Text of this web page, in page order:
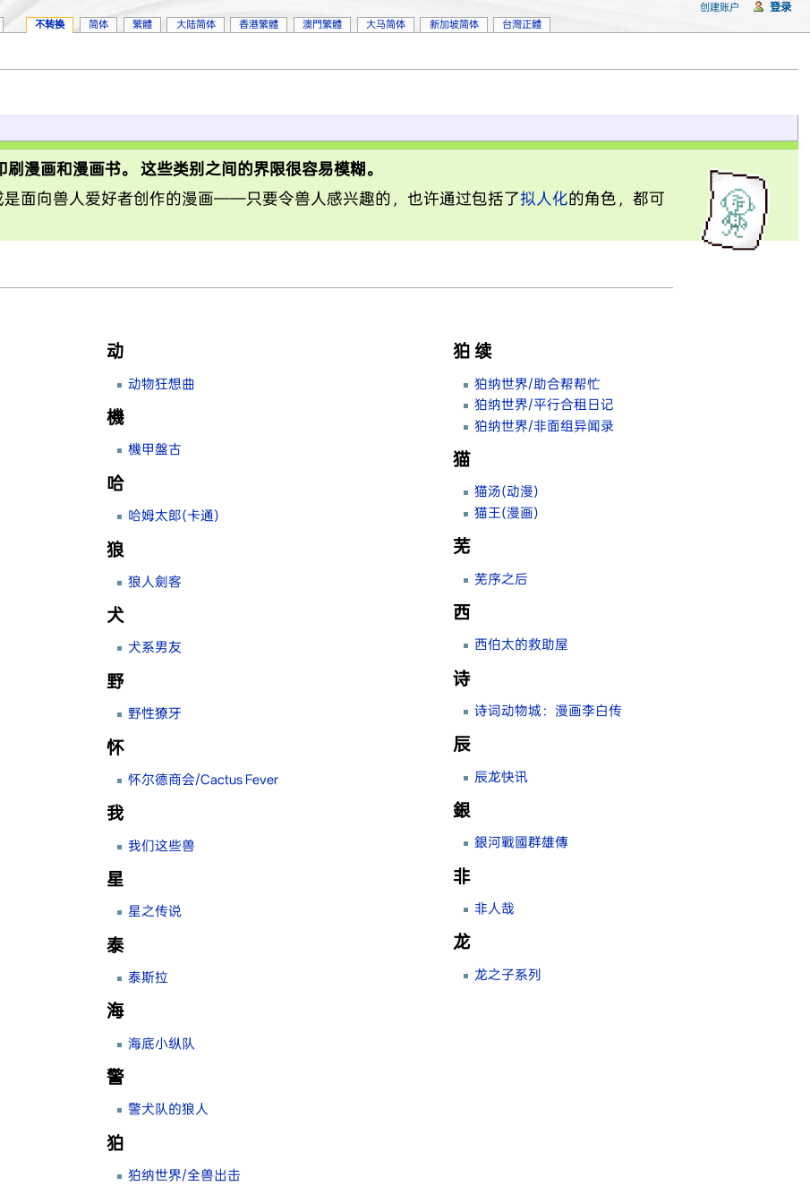
漫画和漫画书。 这些类别之间的界限很容易模糊。
面向兽人爱好者创作的漫画——只要令兽人感兴趣的，也许通过包括了拟人化的角色，都可
动
动物狂想曲
機
機甲盤古
哈
哈姆太郎(卡通)
狼
狼人劍客
犬
犬系男友
野
野性獠牙
怀
怀尔德商会/Cactus Fever
我
我们这些兽
星
星之传说
泰
泰斯拉
海
海底小纵队
警
警犬队的狼人
狛
狛纳世界/全兽出击
狛 续
狛纳世界/助合帮帮忙
狛纳世界/平行合租日记
狛纳世界/非面组异闻录
猫
猫汤(动漫)
猫王(漫画)
芜
芜序之后
西
西伯太的救助屋
诗
诗词动物城：漫画李白传
辰
辰龙快讯
銀
銀河戰國群雄傳
非
非人哉
龙
龙之子系列
不转换 简体 繁體 大陆简体 香港繁體 澳門繁體 大马简体 新加坡简体 台灣正體
创建账户 登录